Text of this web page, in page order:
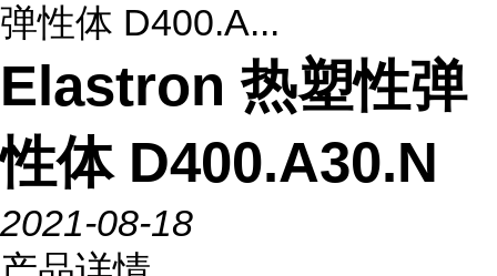
弹性体 D400.A...
Elastron 热塑性弹
性体 D400.A30.N
2021-08-18